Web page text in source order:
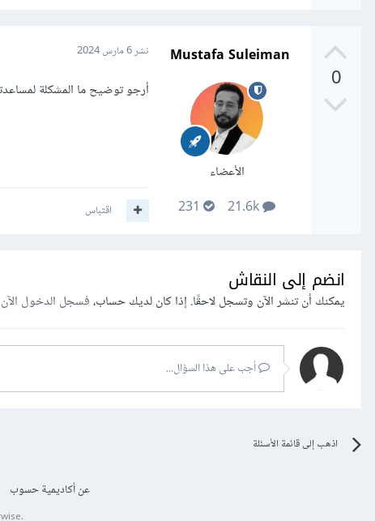
0
Mustafa Suleiman
الأعضاء
نشر6 مارس 2024
أرجو توضيح ما المشكلة
اقتباس
انضم إلى النقاش
يمكنك أن تنشر الآن وتسجل لاحقًا. إذا كان لديك حساب،فسجل الدخول الآن
أجب على هذا السؤال...
اذهب إلى قائمة الأسئلة
عن أكاديمية حسوب